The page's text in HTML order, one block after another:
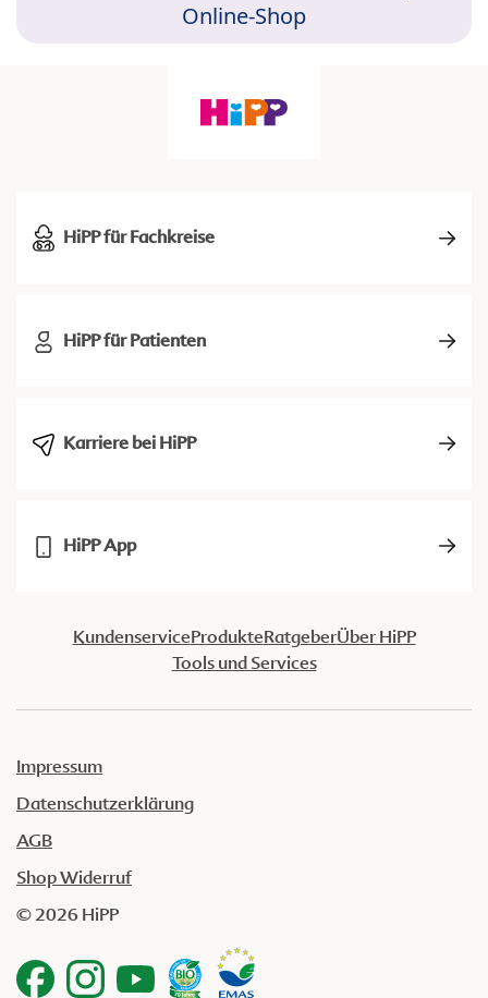
Online-Shop
HiPP für Fachkreise
HiPP für Patienten
Karriere bei HiPP
HiPP App
KundenserviceProdukteRatgeberÜber HiPP
Tools und Services
Impressum
Datenschutzerklärung
AGB
Shop Widerruf
© 2026 HiPP